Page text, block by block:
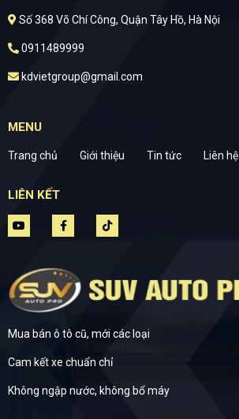
Số 368 Võ Chí Công, Quận Tây Hồ, Hà Nội
0911489999
kdvietgroup@gmail.com
MENU
Trang chủ Giới thiệu Tin tức Liên hệ
LIÊN KẾT
Mua bán ô tô cũ, mới các loại
Cam kết xe chuẩn chỉ
Không ngập nước, không bổ máy